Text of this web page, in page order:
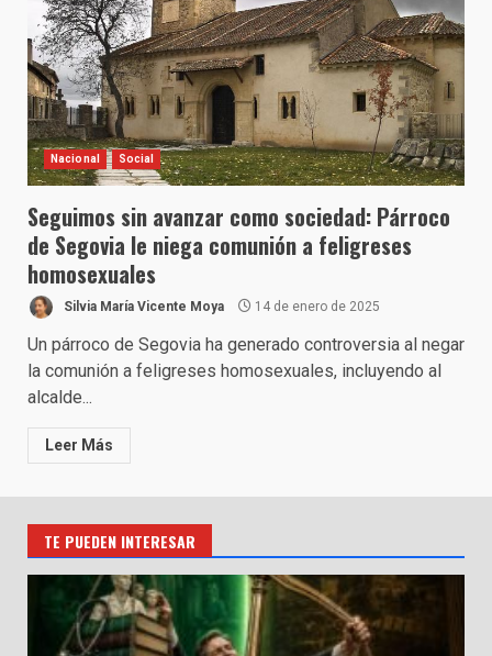
Nacional Social
Seguimos sin avanzar como sociedad: Párroco
de Segovia le niega comunión a feligreses
homosexuales
Silvia María Vicente Moya 14 de enero de 2025
Un párroco de Segovia ha generado controversia al negar
la comunión a feligreses homosexuales, incluyendo al
alcalde...
Leer Más
TE PUEDEN INTERESAR